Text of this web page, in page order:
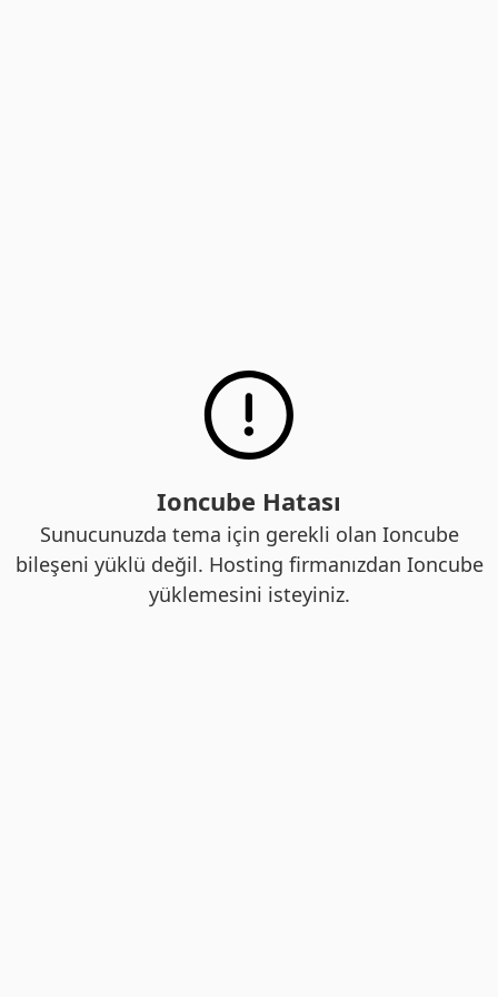
Ioncube Hatası
Sunucunuzda tema için gerekli olan Ioncube
bileşeni yüklü değil. Hosting firmanızdan Ioncube
yüklemesini isteyiniz.